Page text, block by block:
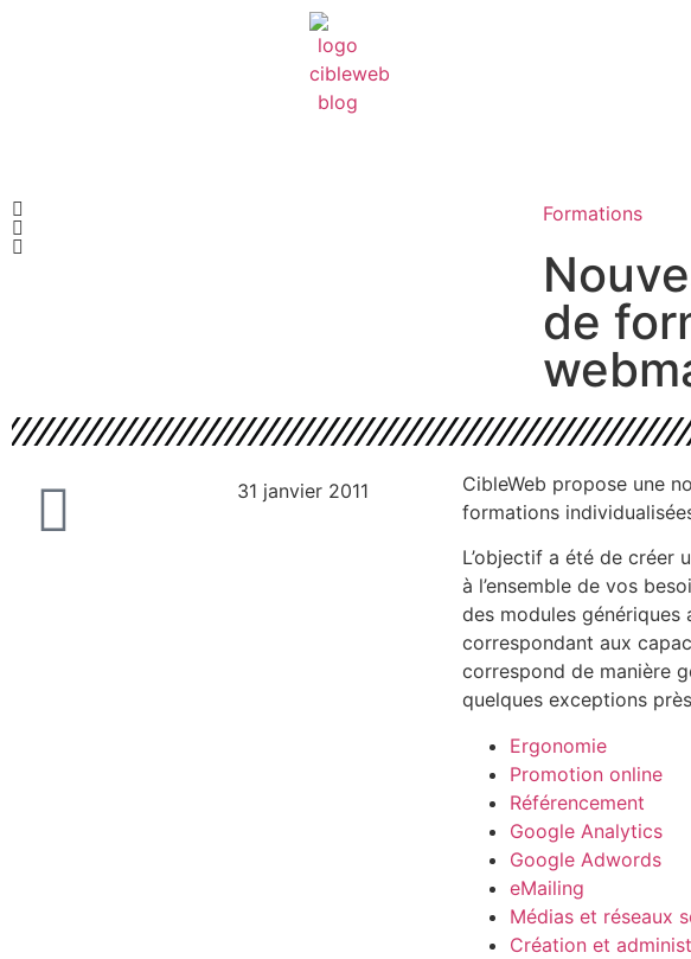
Formations
de
31 janvier 2011 CibleWeb propose une
formations
L’objectif a été de créer
à l’ensemble de vos
des modules
correspondant aux
correspond de manière
quelques exceptions
Ergonomie
Promotion online
Référencement
Google Analytics
Google Adwords
eMailing
Médias et réseaux
Création et